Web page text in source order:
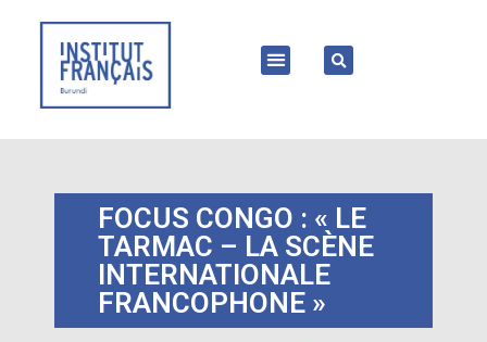
FOCUS CONGO : « LE
TARMAC – LA SCÈNE
INTERNATIONALE
FRANCOPHONE »